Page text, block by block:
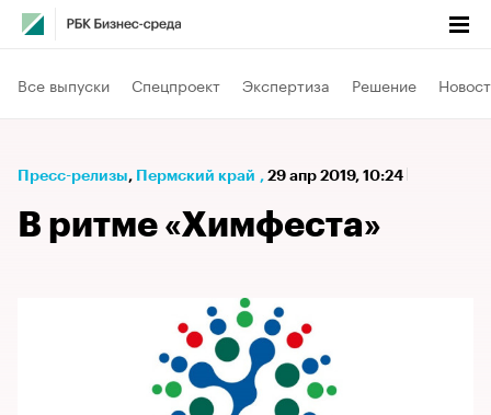
Все выпуски Спецпроект Экспертиза Решение
Пресс-релизы⁠, Пермский край , 29 апр 2019, 10:24
В ритме «Химфеста»